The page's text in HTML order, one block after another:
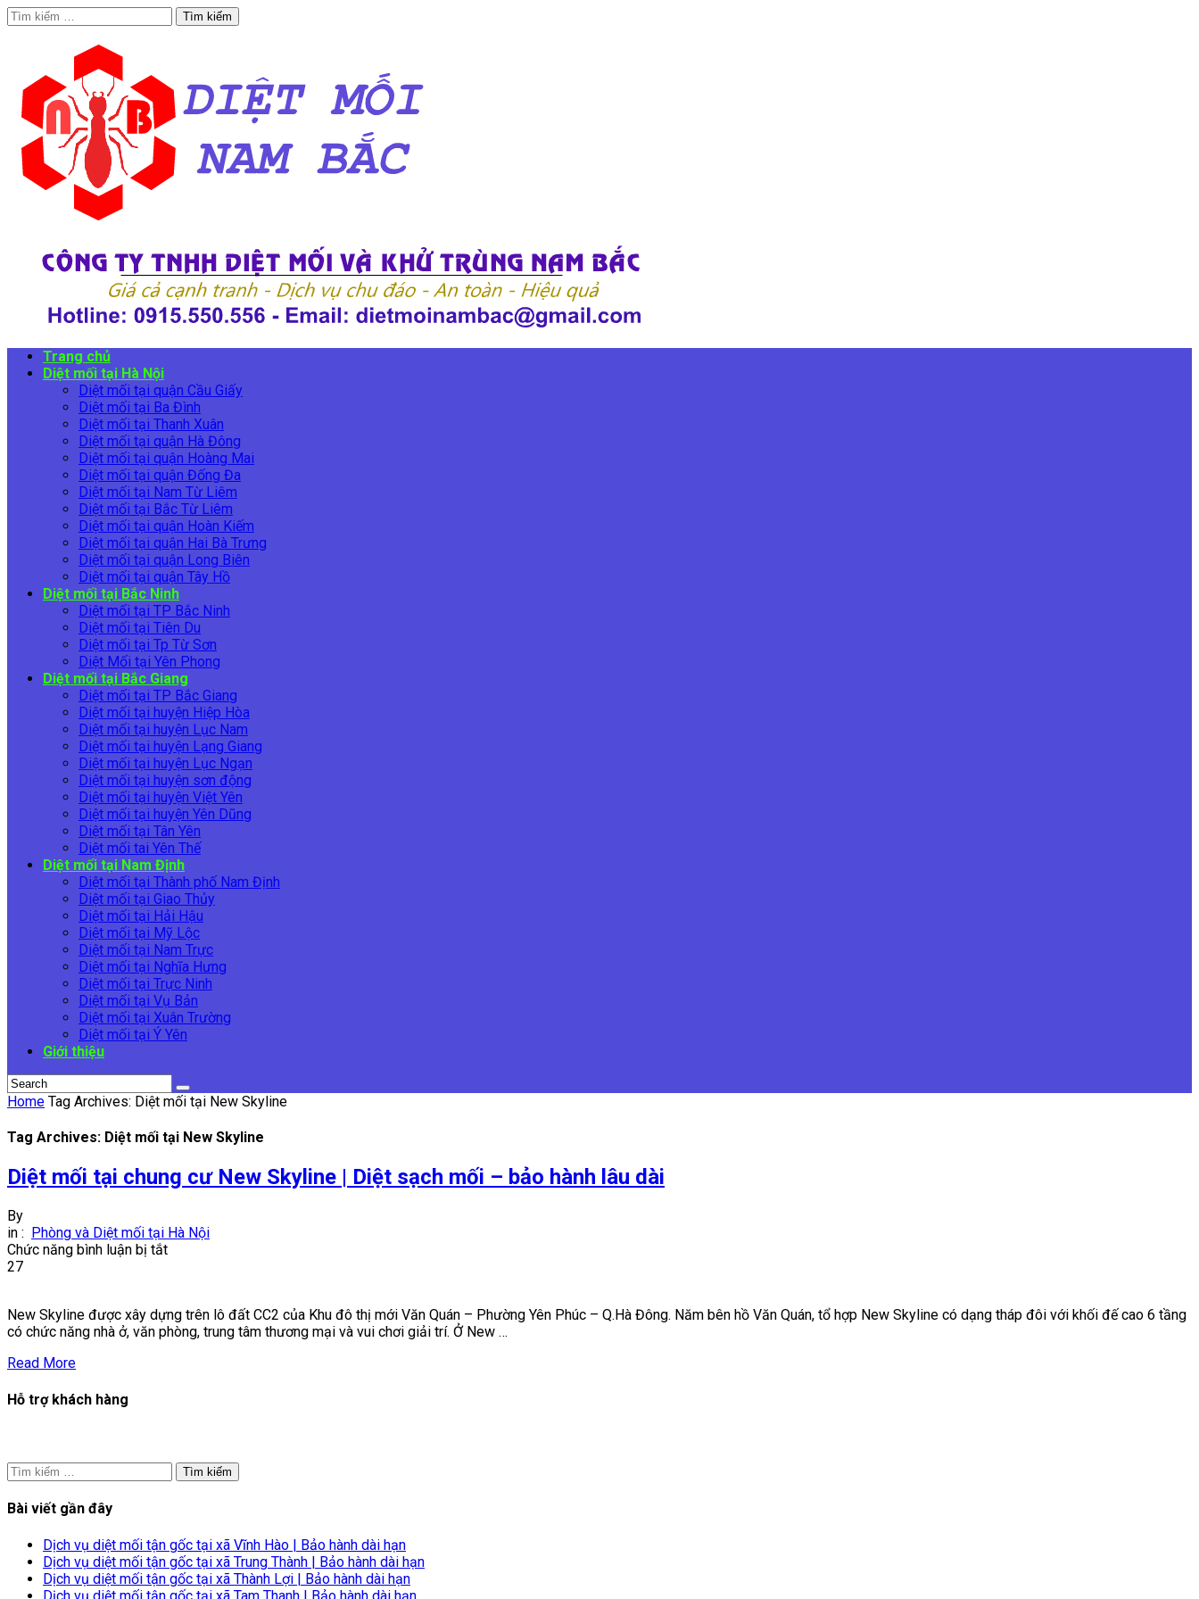
Tìm
kiếm
Trang chủ
Diệt mối tại Hà Nội
Diệt mối tại quận Cầu Giấy
Diệt mối tại Ba Đình
Diệt mối tại Thanh Xuân
Diệt mối tại quận Hà Đông
Diệt mối tại quận Hoàng Mai
Diệt mối tại quận Đống Đa
Diệt mối tại Nam Từ Liêm
Diệt mối tại Bắc Từ Liêm
Diệt mối tại quận Hoàn Kiếm
Diệt mối tại quận Hai Bà Trưng
Diệt mối tại quận Long Biên
Diệt mối tại quận Tây Hồ
Diệt mối tại Bắc Ninh
Diệt mối tại TP Bắc Ninh
Diệt mối tại Tiên Du
Diệt mối tại Tp Từ Sơn
Diệt Mối tại Yên Phong
Diệt mối tại Bắc Giang
Diệt mối tại TP Bắc Giang
Diệt mối tại huyện Hiệp Hòa
Diệt mối tại huyện Lục Nam
Diệt mối tại huyện Lạng Giang
Diệt mối tại huyện Lục Ngạn
Diệt mối tại huyện sơn động
Diệt mối tại huyện Việt Yên
Diệt mối tại huyện Yên Dũng
Diệt mối tại Tân Yên
Diệt mối tai Yên Thế
Diệt mối tại Nam Định
Diệt mối tại Thành phố Nam Định
Diệt mối tại Giao Thủy
Diệt mối tại Hải Hậu
Diệt mối tại Mỹ Lộc
Diệt mối tại Nam Trực
Diệt mối tại Nghĩa Hưng
Diệt mối tại Trực Ninh
Diệt mối tại Vụ Bản
Diệt mối tại Xuân Trường
Diệt mối tại Ý Yên
Giới thiệu
Home Tag Archives: Diệt mối tại New Skyline
Tag Archives: Diệt mối tại New Skyline
Diệt mối tại chung cư New Skyline | Diệt sạch mối – bảo hành lâu dài
By
in :
Phòng và Diệt mối tại Hà Nội
Chức năng bình luận bị tắtở
chung
cư
bảo
hành
27
New Skyline được xây dựng trên lô đất CC2 của Khu đô thị mới Văn Quán – Phường Yên Phúc – Q.Hà Đông. Năm bên hồ Văn Quán, tổ hợp New Skyline có dạng tháp đôi với khối đế cao 6 tầng
có chức năng nhà ở, văn phòng, trung tâm thương mại và vui chơi giải trí. Ở New …
Read More
Hỗ trợ khách hàng
Tìm
kiếm
cho:
Bài viết gần đây
Dịch vụ diệt mối tận gốc tại xã Vĩnh Hào | Bảo hành dài hạn
Dịch vụ diệt mối tận gốc tại xã Trung Thành | Bảo hành dài hạn
Dịch vụ diệt mối tận gốc tại xã Thành Lợi | Bảo hành dài hạn
Dịch vụ diệt mối tận gốc tại xã Tam Thanh | Bảo hành dài hạn